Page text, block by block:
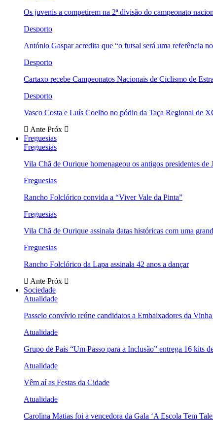
Os juvenis a competirem na 2ª divisão do campeonato
Desporto
António Gaspar acredita que “o futsal será uma referência
Desporto
Cartaxo recebe Campeonatos Nacionais de Ciclismo de
Desporto
Vasco Costa e Luís Coelho no pódio da Taça Regional de
Ante Próx
Freguesias
Freguesias
Vila Chã de Ourique homenageou os antigos presidentes
Freguesias
Rancho Folclórico convida a “Viver Vale da Pinta”
Freguesias
Vila Chã de Ourique assinala datas históricas com uma
Freguesias
Rancho Folclórico da Lapa assinala 42 anos a dançar
Ante Próx
Sociedade
Atualidade
Passeio convívio reúne candidatos a Embaixadores da
Atualidade
Grupo de Pais “Um Passo para a Inclusão” entrega 16 kits
Atualidade
Vêm aí as Festas da Cidade
Atualidade
Carolina Matias foi a vencedora da Gala ‘A Escola Tem